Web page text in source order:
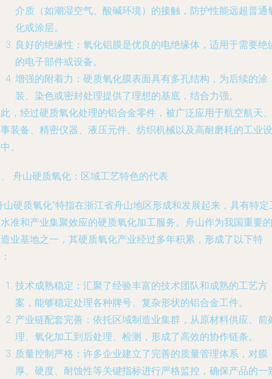
介质（如潮湿空气、酸碱环境）的接触，防护性能远超普通
化或涂层。
良好的绝缘性 ：氧化铝膜是优良的电绝缘体，适用于需要绝
的电子部件或设备。
增强的附着力 ：硬质氧化膜表面具有多孔结构，为后续的涂
装、染色或密封处理提供了理想的基底，结合力强。
，经过硬质氧化处理的铝合金零件，被广泛应用于航空航天、
装备、精密仪器、液压元件、纺织机械以及高耐磨耗的工业设
。
舟山硬质氧化：区域工艺特色的代表
山硬质氧化”特指在浙江省舟山地区形成和发展起来，具有特定
准和产业集聚效应的硬质氧化加工服务。舟山作为我国重要的
业基地之一，其硬质氧化产业经过多年积累，形成了以下特
技术成熟稳定 ：汇聚了经验丰富的技术团队和成熟的工艺方
案，能够稳定处理各种牌号、复杂形状的铝合金工件。
产业链配套完善 ：依托区域制造业集群，从原材料供应、前
理、氧化加工到后处理、检测，形成了高效的协作链条。
质量控制严格 ：许多企业建立了完善的质量管理体系，对膜
厚、硬度、耐蚀性等关键指标进行严格监控，确保产品的一